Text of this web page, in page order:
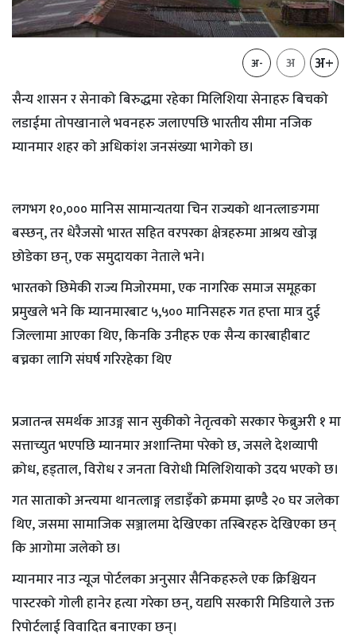
अ- अ अ+
सैन्य शासन र सेनाको बिरुद्धमा रहेका मिलिशिया सेनाहरु बिचको
लडाईमा तोपखानाले भवनहरु जलाएपछि भारतीय सीमा नजिक
म्यानमार शहर को अधिकांश जनसंख्या भागेको छ।
लगभग १०,००० मानिस सामान्यतया चिन राज्यको थानत्लाङगमा
बस्छन्, तर धेरैजसो भारत सहित वरपरका क्षेत्रहरुमा आश्रय खोज्न
छोडेका छन्, एक समुदायका नेताले भने।
भारतको छिमेकी राज्य मिजोरममा, एक नागरिक समाज समूहका
प्रमुखले भने कि म्यानमारबाट ५,५०० मानिसहरु गत हप्ता मात्र दुई
जिल्लामा आएका थिए, किनकि उनीहरु एक सैन्य कारबाहीबाट
बच्नका लागि संघर्ष गरिरहेका थिए
प्रजातन्त्र समर्थक आउङ्ग सान सुकीको नेतृत्वको सरकार फेब्रुअरी १ मा
सत्ताच्युत भएपछि म्यानमार अशान्तिमा परेको छ, जसले देशव्यापी
क्रोध, हड्ताल, विरोध र जनता विरोधी मिलिशियाको उदय भएको छ।
गत साताको अन्त्यमा थानत्लाङ्ग लडाइँको क्रममा झण्डै २० घर जलेका
थिए, जसमा सामाजिक सञ्जालमा देखिएका तस्बिरहरु देखिएका छन्
कि आगोमा जलेको छ।
म्यानमार नाउ न्यूज पोर्टलका अनुसार सैनिकहरुले एक क्रिश्चियन
पास्टरको गोली हानेर हत्या गरेका छन्, यद्यपि सरकारी मिडियाले उक्त
रिपोर्टलाई विवादित बनाएका छन्।